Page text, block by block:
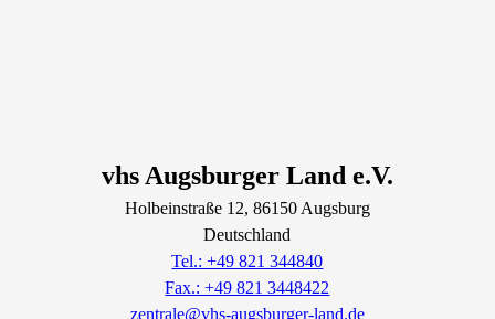
vhs Augsburger Land e.V.
Holbeinstraße12, 86150 Augsburg
Deutschland
Tel.: +49 821 344840
Fax.: +49 821 3448422
zentrale@vhs-augsburger-land.de